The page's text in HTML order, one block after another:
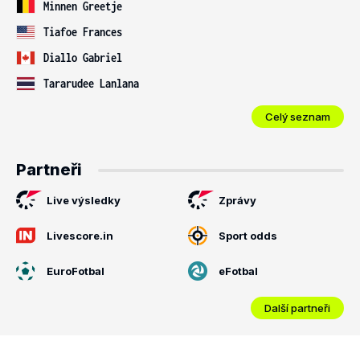
Minnen Greetje
Tiafoe Frances
Diallo Gabriel
Tararudee Lanlana
Celý seznam
Partneři
Live výsledky Zprávy
Livescore.in Sport odds
EuroFotbal eFotbal
Další partneři